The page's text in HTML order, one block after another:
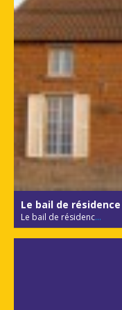
Le bail de
Le bail de résidenc...